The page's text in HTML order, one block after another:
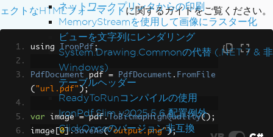
ネットワークプリンタからの印刷
MemoryStreamを使用して画像にラスター化
ビューを文字列にレンダリング
System.Drawing.Commonの代替 (.NET 7 & 非
Windows)
テーブルヘッダー
ReadyToRunコンパイルの使用
IronPdf.Slim v2025.5.6 配置例外
ClickOnceのバージョン非互換
ェクトなHTMLフォーマットに関するガイドをご覧ください。
using IronPdf ;
PdfDocument pdf = PdfDocument . FromFile
( "url.pdf" );
var image = pdf. ToBitmapHighQuality();
image [0].SaveAs("output.png");